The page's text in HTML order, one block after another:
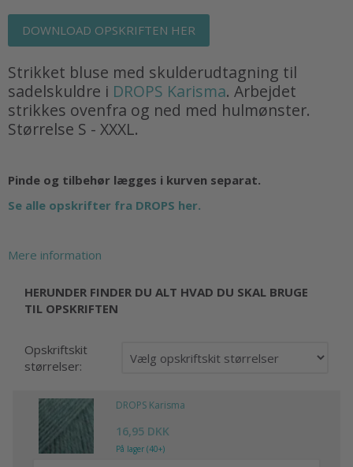
DOWNLOAD OPSKRIFTEN HER
Strikket bluse med skulderudtagning til
sadelskuldre i DROPS Karisma. Arbejdet
strikkes ovenfra og ned med hulmønster.
Størrelse S - XXXL.
Pinde og tilbehør lægges i kurven separat.
Se alle opskrifter fra DROPS her.
Mere information
HERUNDER FINDER DU ALT HVAD DU SKAL BRUGE
TIL OPSKRIFTEN
Opskriftskit
størrelser:
DROPS Karisma
16,95 DKK
På lager (40+)